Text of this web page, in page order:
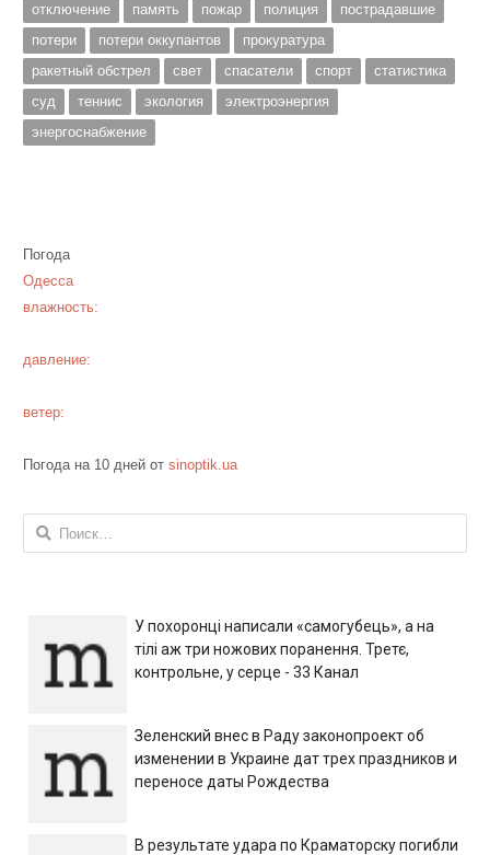
отключение
память пожар полиция
пострадавшие
потери
потери оккупантов
прокуратура
ракетный обстрел
свет спасатели спорт
статистика
суд
теннис экология
электроэнергия
энергоснабжение
Погода
Одесса
влажность:
давление:
ветер:
Погода на 10 дней от sinoptik.ua
Найти:
У похоронці написали «самогубець», а на
тілі аж три ножових поранення. Третє,
контрольне, у серце - 33 Канал
Зеленский внес в Раду законопроект об
изменении в Украине дат трех праздников и
переносе даты Рождества
В результате удара по Краматорску погибли